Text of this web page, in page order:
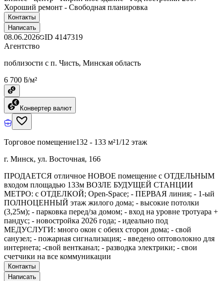
Хороший ремонт - Свободная планировка
Контакты
Написать
08.06.2026 ID 4147319
Агентство
поблизости с п. Чисть, Минская область
6 700 ƃ/м²
Конвертер валют
Торговое помещение132 - 133 м²1/12 этаж
г. Минск, ул. Восточная, 166
ПРОДАЕТСЯ отличное НОВОЕ помещение с ОТДЕЛЬНЫМ
входом площадью 133м ВОЗЛЕ БУДУЩЕЙ СТАНЦИИ
МЕТРО: c ОТДЕЛКОЙ; Open-Space; - ПЕРВАЯ линия; - 1-ый
ПОЛНОЦЕННЫЙ этаж жилого дома; - высокие потолки
(3,25м); - парковка перед/за домом; - вход на уровне тротуара +
пандус; - новостройка 2026 года; - идеально под
МЕДУСЛУГИ: много окон с обеих сторон дома; - свой
санузел; - пожарная сигнализация; - введено оптоволокно для
интернета; -свой вентканал; - разводка электрики; - свои
счетчики на все коммуникации
Контакты
Написать